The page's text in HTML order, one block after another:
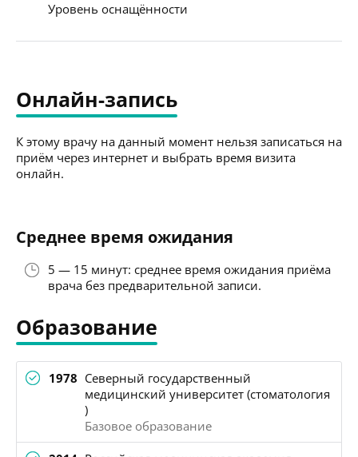
Уровень оснащённости
Онлайн-запись
К этому врачу на данный момент нельзя записаться на
приём через интернет и выбрать время визита
онлайн.
Среднее время ожидания
5 — 15 минут: среднее время ожидания приёма
врача без предварительной записи.
Образование
1978 Северный государственный
медицинский университет (стоматология
)
Базовое образование